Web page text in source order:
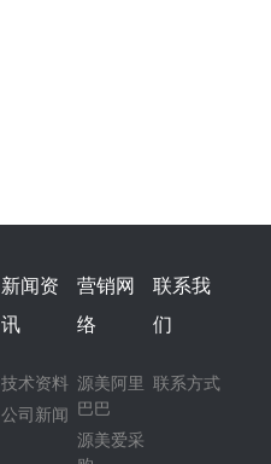
新闻资
讯
技术资料
公司新闻
营销网
络
源美阿里
巴巴
源美爱采
联系我
们
联系方式